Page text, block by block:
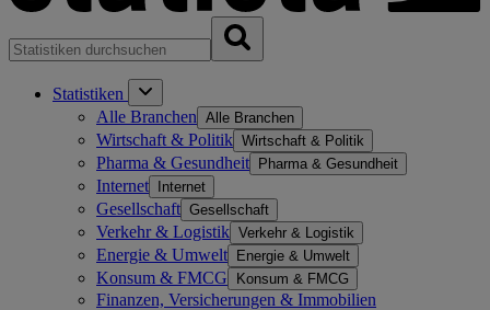
Statistiken
Alle Branchen Alle Branchen
Wirtschaft & Politik Wirtschaft & Politik
Pharma & Gesundheit Pharma & Gesundheit
Internet Internet
Gesellschaft Gesellschaft
Verkehr & Logistik Verkehr & Logistik
Energie & Umwelt Energie & Umwelt
Konsum & FMCG Konsum & FMCG
Finanzen, Versicherungen & Immobilien